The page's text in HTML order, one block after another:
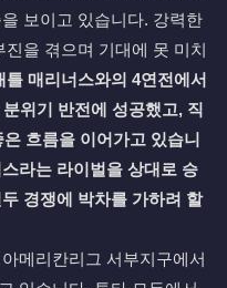
보이고 있습니다. 강력한
을 겪으며 기대에 못 미치
틀 매리너스와의 4연전에서
위기 반전에 성공했고, 직
흐름을 이어가고 있습니
라는 라이벌을 상대로 승
경쟁에 박차를 가하려 할
메리칸리그 서부지구에서